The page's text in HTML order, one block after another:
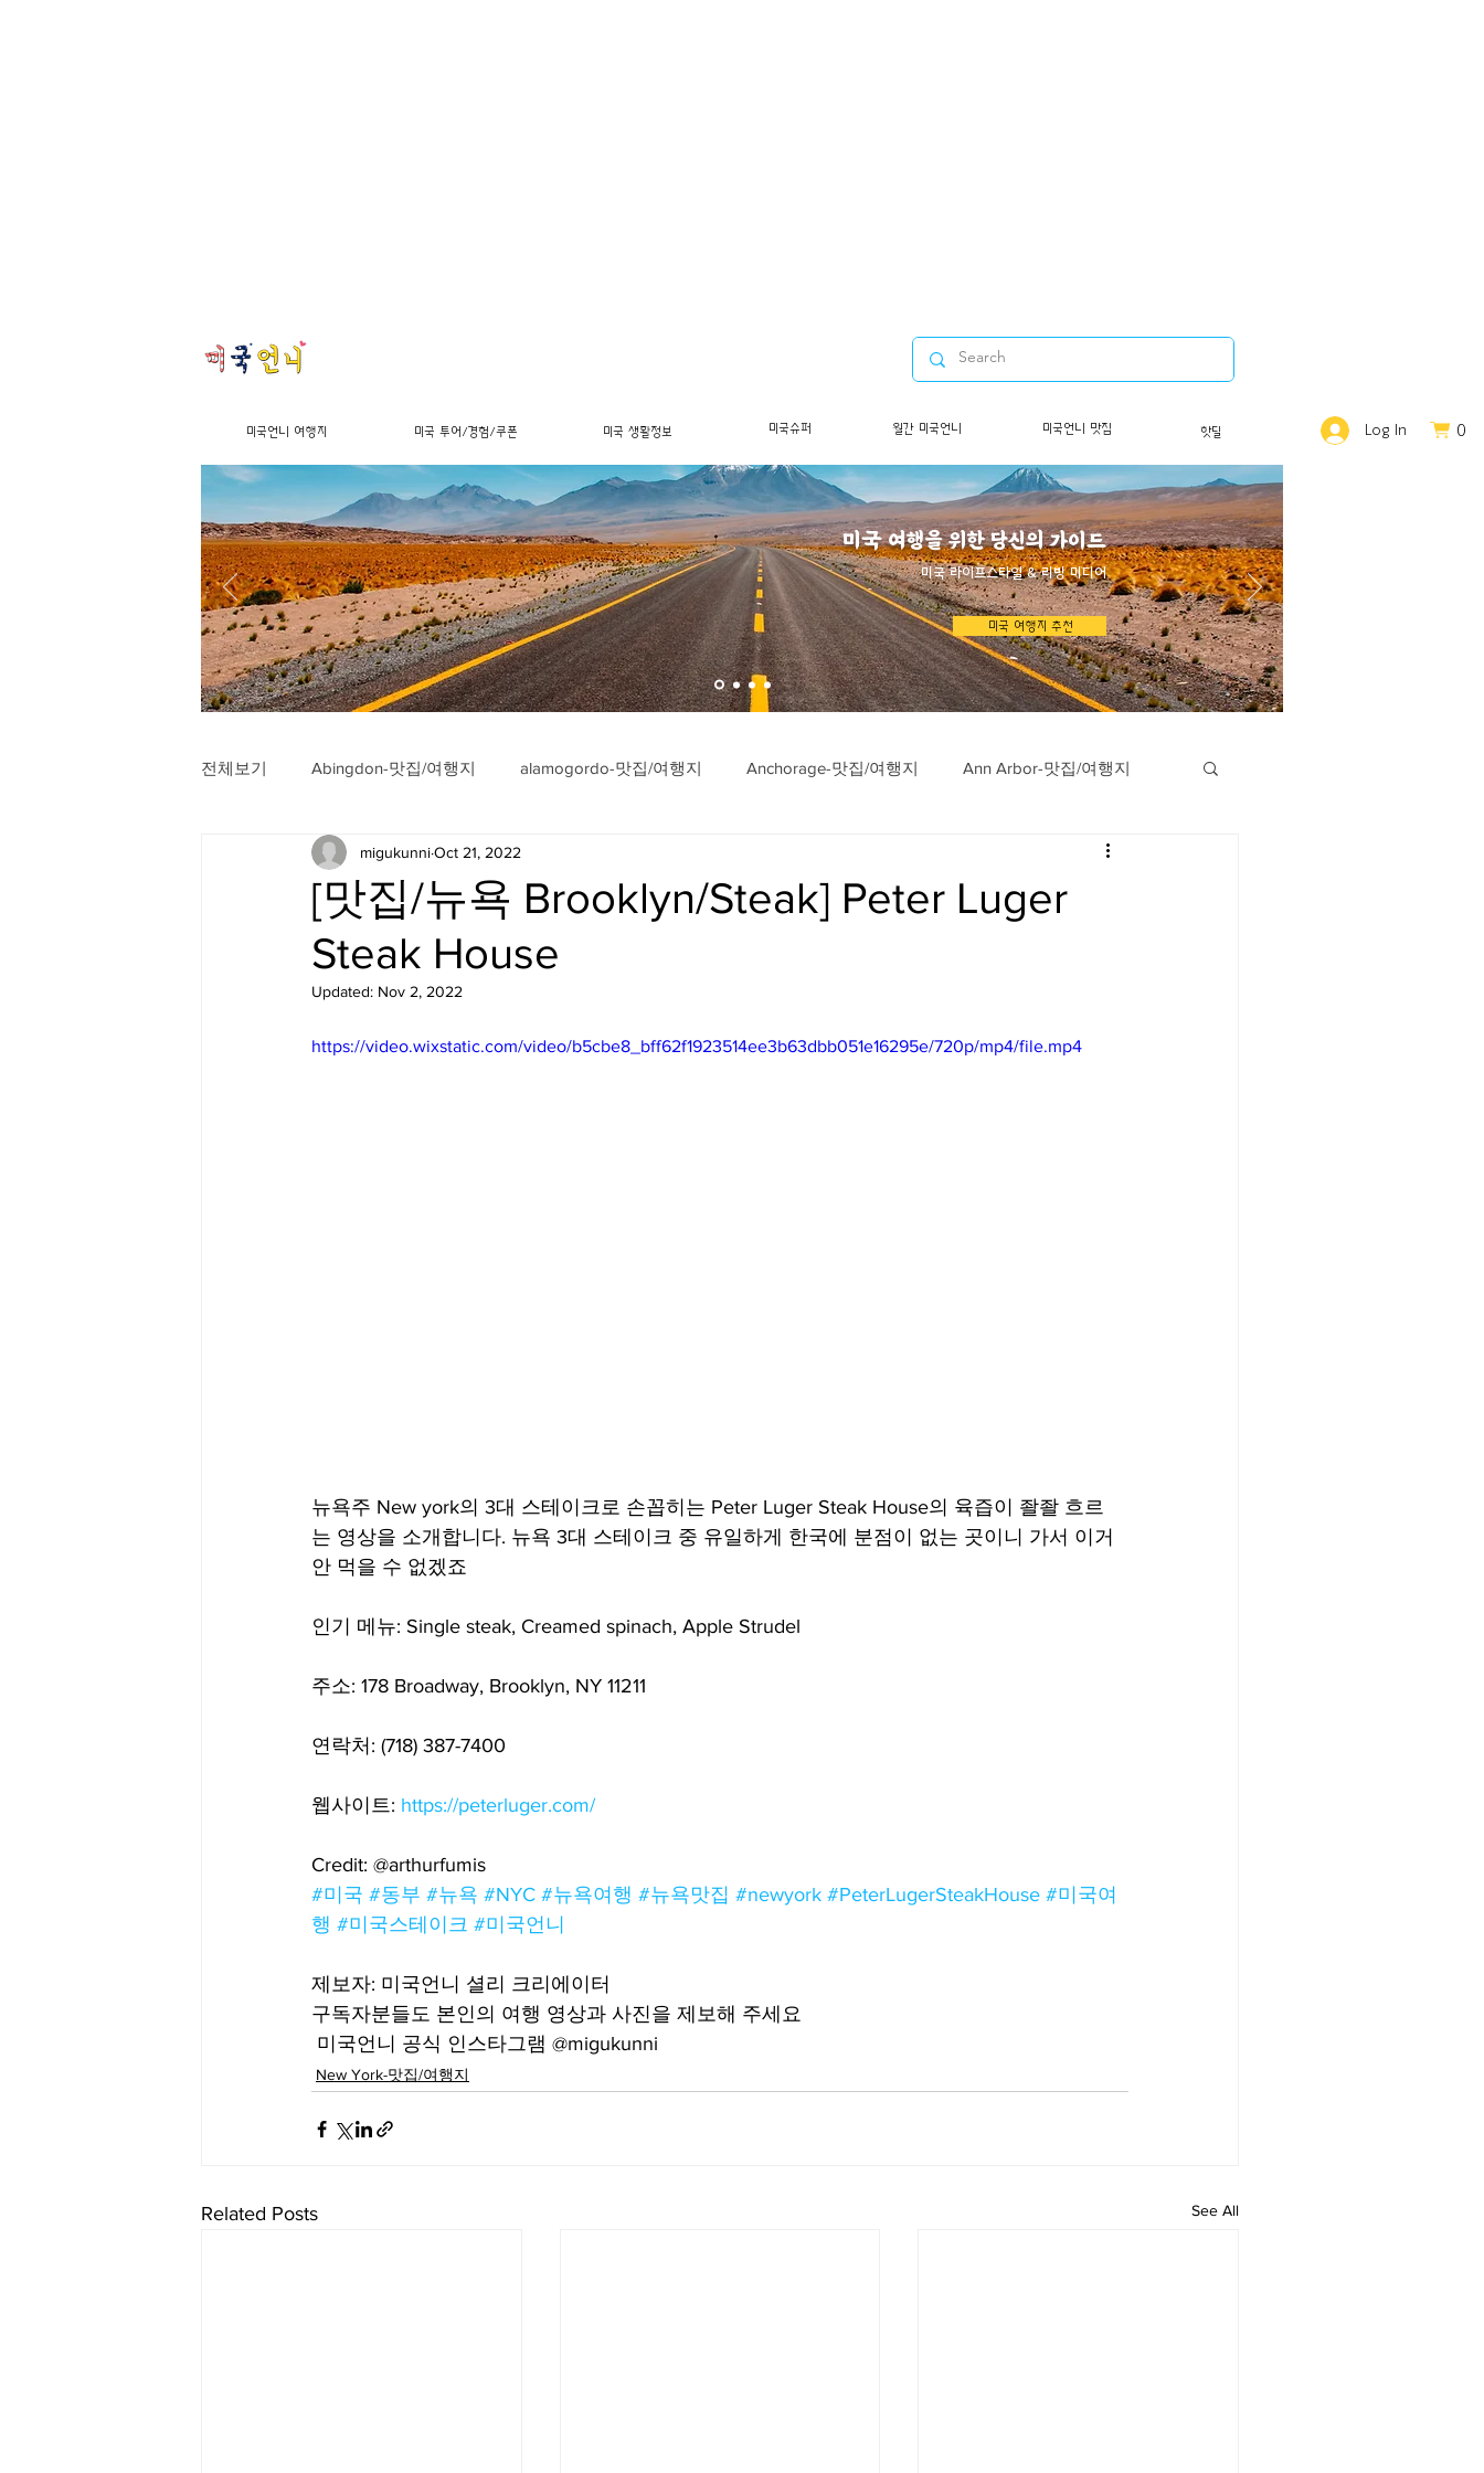
미국 여행을 위한 당신의 가이드
​미국 라이프스타일 & 리빙 미디어
미국 여행지 추천
전체보기 Abingdon-맛집/여행지 alamogordo-맛집/여행지 Anchorage-맛집/여행지 Ann Arbor-맛집/여행지
Arlington-맛집/여행지 Arlington-맛집/여행지 Austin-맛집/여행지
Badlands-맛집/여행지 Baltimore-맛집/여행지
[맛집/뉴욕 Brooklyn/Steak] Peter Luger
Steak House
migukunniOct 21, 2022
Updated: Nov 2, 2022
https://video.wixstatic.com/video/b5cbe8_bff62f1923514ee3b63dbb051e16295e/720p/mp4/file.mp4
뉴욕주 New york의 3대 스테이크로 손꼽히는 Peter Luger Steak House의 육즙이 좔좔 흐르
는 영상을 소개합니다. 뉴욕 3대 스테이크 중 유일하게 한국에 분점이 없는 곳이니 가서 이거
안 먹을 수 없겠죠
인기 메뉴: Single steak, Creamed spinach, Apple Strudel
주소: 178 Broadway, Brooklyn, NY 11211
연락처: (718) 387-7400
웹사이트: https://peterluger.com/
Credit: @arthurfumis
#미국 #동부 #뉴욕 #NYC #뉴욕여행 #뉴욕맛집 #newyork #PeterLugerSteakHouse #미국여
행 #미국스테이크 #미국언니
제보자: 미국언니 셜리 크리에이터
구독자분들도 본인의 여행 영상과 사진을 제보해 주세요
미국언니 공식 인스타그램 @migukunni
New York-맛집/여행지
Related Posts See All
미국언니 여행지 미국 투어/경험/쿠폰 미국 생활정보 미국슈퍼 월간 미국언니 미국언니 맛집 핫딜 Log In 0